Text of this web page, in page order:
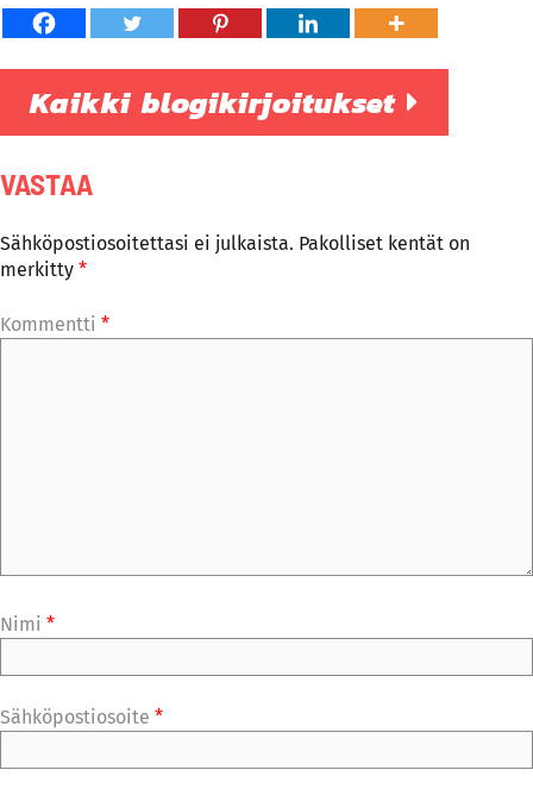
Kaikki blogikirjoitukset
VASTAA
Sähköpostiosoitettasi ei julkaista. Pakolliset kentät on
merkitty *
Kommentti *
Nimi *
Sähköpostiosoite *